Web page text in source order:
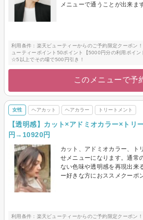
メニューで通うことが出来ま
利用条件：楽天ビューティーからのご予約限定クーポン
ューティーポイント50ポイント【5000円分の利用ポイン
☆5以上でその場で500円引き！
このメニューで予
女性 ヘアカット ヘアカラー トリートメント
【透明感】カット×アドミオカラー×ト
円→10920円
カット、アドミオカラー、ト
せメニューになります。通常
ない色味や透明感を再現出来
ー好きな方におススメクーポ
利用条件：楽天ビューティーからのご予約限定クーポン